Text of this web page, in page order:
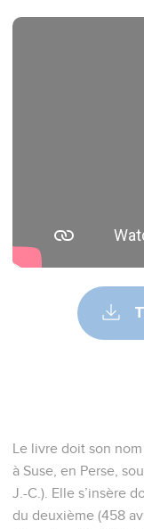
Le livre doit son nom
à Suse, en Perse,
J.-C.). Elle s’insère
du deuxième (458